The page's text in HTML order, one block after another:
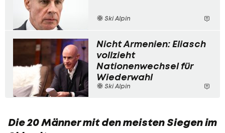
Ski Alpin
Nicht Armenien: Eliasch
vollzieht
Nationenwechsel für
Wiederwahl
Ski Alpin
Die 20 Männer mit den meisten Siegen im